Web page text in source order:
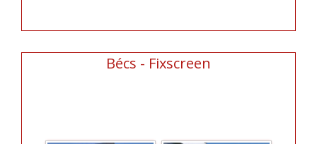
Bécs - Fixscreen